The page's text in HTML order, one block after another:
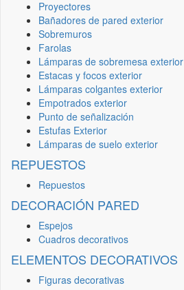
Proyectores
Bañadores de pared exterior
Sobremuros
Farolas
Lámparas de sobremesa exterior
Estacas y focos exterior
Lámparas colgantes exterior
Empotrados exterior
Punto de señalización
Estufas Exterior
Lámparas de suelo exterior
REPUESTOS
Repuestos
DECORACIÓN PARED
Espejos
Cuadros decorativos
ELEMENTOS DECORATIVOS
Figuras decorativas